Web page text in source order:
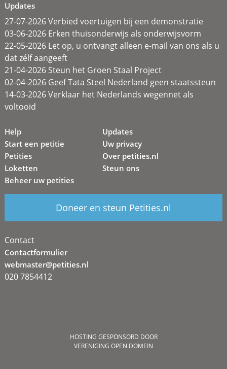
Updates
27-07-2026 Verbied voertuigen bij een demonstratie
03-06-2026 Erken thuisonderwijs als onderwijsvorm
22-05-2026 Let op, u ontvangt alleen e-mail van ons als u
dat zélf aangeeft
21-04-2026 Steun het Groen Staal Project
02-04-2026 Geef Tata Steel Nederland geen staatssteun
14-03-2026 Verklaar het Nederlands wegennet als
voltooid
Help
Start een petitie
Petities
Loketten
Beheer uw petities
Updates
Uw privacy
Over petities.nl
Steun ons
Doneer en steun Petities.nl
Contact
Contactformulier
webmaster@petities.nl
020 7854412
HOSTING GESPONSORD DOOR
VERENIGING OPEN DOMEIN